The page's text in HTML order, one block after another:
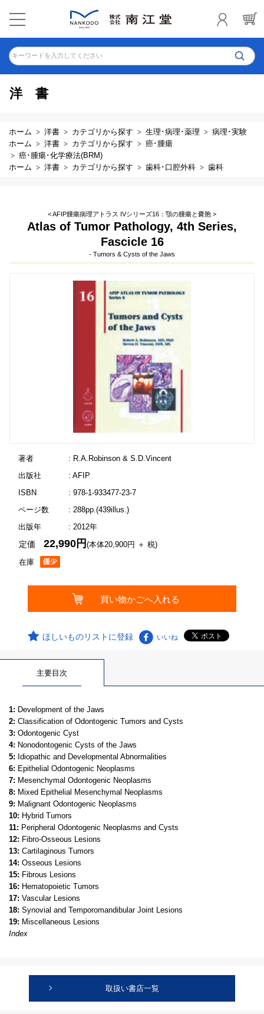
キーワードを入力してください
洋書
ホーム 洋書 カテゴリから探す 生理･病理･薬理
病理･実験
ホーム
洋書 カテゴリから探す
癌･腫瘍
癌･腫瘍･化学療法(BRM)
ホーム
洋書 カテゴリから探す 歯科･口腔外科 歯科
< AFIP腫瘍病理アトラス IVシリーズ16：顎の腫瘍と嚢胞 >
Atlas of Tumor Pathology, 4th Series,
Fascicle 16
- Tumors & Cysts of the Jaws
著者
: R.A.Robinson & S.D.Vincent
出版社
: AFIP
ISBN
: 978-1-933477-23-7
ページ数
: 288pp.(439illus.)
出版年
: 2012年
在庫
定価22,990円(本体20,900円 ＋ 税)
ほしいものリストに登録 いいね
主要目次
1: Development of the Jaws
2: Classification of Odontogenic Tumors and Cysts
3: Odontogenic Cyst
4: Nonodontogenic Cysts of the Jaws
5: Idiopathic and Developmental Abnormalities
6: Epithelial Odontogenic Neoplasms
7: Mesenchymal Odontogenic Neoplasms
8: Mixed Epithelial Mesenchymal Neoplasms
9: Malignant Odontogenic Neoplasms
10: Hybrid Tumors
11: Peripheral Odontogenic Neoplasms and Cysts
12: Fibro-Osseous Lesions
13: Cartilaginous Tumors
14: Osseous Lesions
15: Fibrous Lesions
16: Hematopoietic Tumors
17: Vascular Lesions
18: Synovial and Temporomandibular Joint Lesions
19: Miscellaneous Lesions
Index
取扱い書店一覧